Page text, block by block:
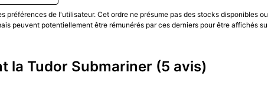
préférences de l'utilisateur. Cet ordre ne présume pas des stocks disponibles
peuvent potentiellement être rémunérés par ces derniers pour être affichés
la Tudor Submariner (5 avis)